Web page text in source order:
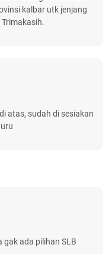
kalbar utk jenjang
atas, sudah di sesiakan
gak ada pilihan SLB